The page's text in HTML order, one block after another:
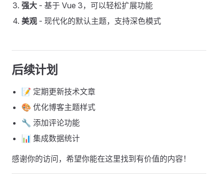
强大 - 基于 Vue 3，可以轻松扩展功能
美观 - 现代化的默认主题，支持深色模式
后续计划
📝 定期更新技术文章
🎨 优化博客主题样式
🔧 添加评论功能
📊 集成数据统计
感谢你的访问，希望你能在这里找到有价值的内容！